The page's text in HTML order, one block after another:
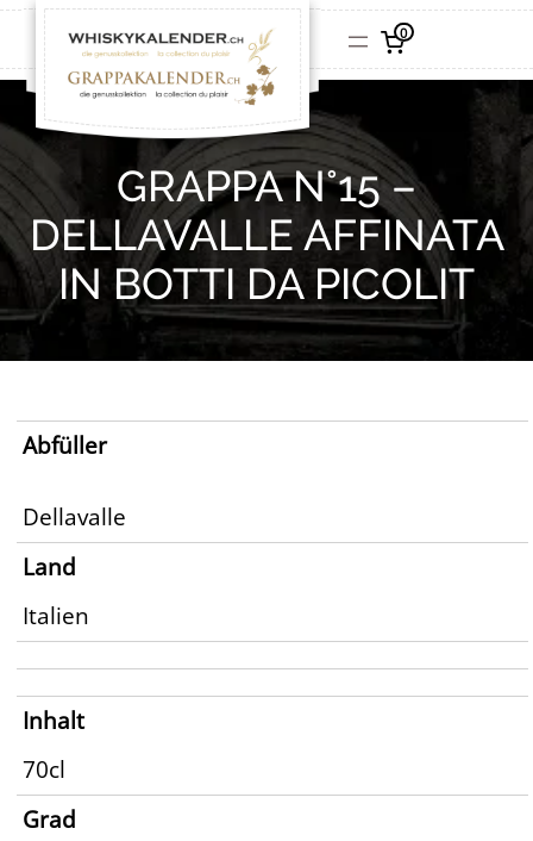
0
GRAPPA N°15 –
DELLAVALLE AFFINATA
IN BOTTI DA PICOLIT
Abfüller
Dellavalle
Land
Italien
Inhalt
70cl
Grad